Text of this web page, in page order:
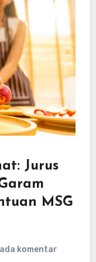
Jurus
MSG
komentar